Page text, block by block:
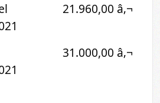
21.960,00 â‚¬
31.000,00 â‚¬